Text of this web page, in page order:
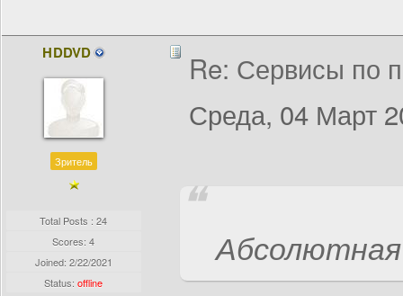
HDDVD
Зритель
Total Posts : 24
Scores: 4
Joined: 2/22/2021
Status:offline
Re: Сервисы по
Среда, 04 Март
Абсолютная